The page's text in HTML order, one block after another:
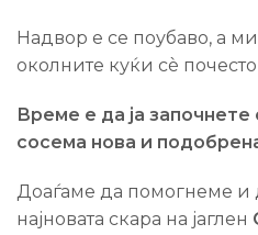
Надвор е се поубаво, а
околните куќи сè
Време е да ја започнете
сосема нова и
Доаѓаме да помогнеме и
најновата скара на јаглен